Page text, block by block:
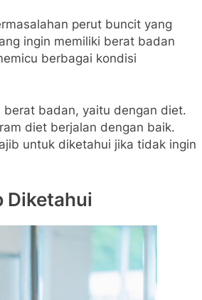
perut buncit yang
ingin memiliki berat badan
berbagai kondisi
badan, yaitu dengan diet.
diet berjalan dengan baik.
untuk diketahui jika tidak ingin
Diketahui